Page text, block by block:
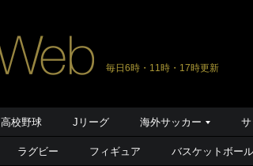
毎日6時・11時・17時更新
高校野球 Jリーグ 海外サッカー
ラグビー フィギュア バスケットボール